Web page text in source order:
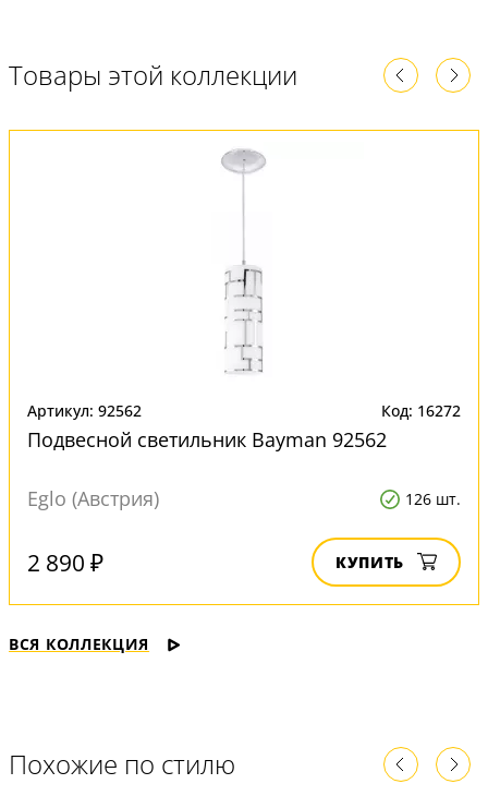
Товары этой коллекции
Артикул: 92562 Код: 16272
Подвесной светильник Bayman 92562
Eglo (Австрия) 126 шт.
2 890 ₽ КУПИТЬ
ВСЯ КОЛЛЕКЦИЯ
Похожие по стилю